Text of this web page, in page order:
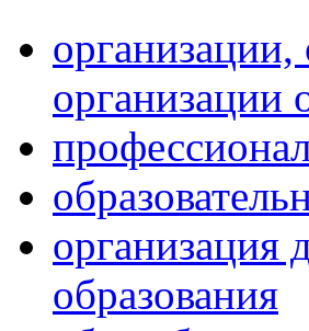
организации
организация
образования